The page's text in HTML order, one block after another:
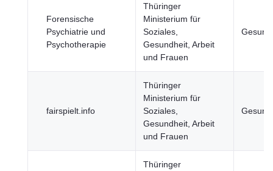
Forensische
Psychiatrie und
Psychotherapie
Thüringer
Ministerium für
Soziales,
Gesundheit, Arbeit
und Frauen
fairspielt.info
Thüringer
Ministerium für
Soziales,
Gesundheit, Arbeit
und Frauen
Thüringer